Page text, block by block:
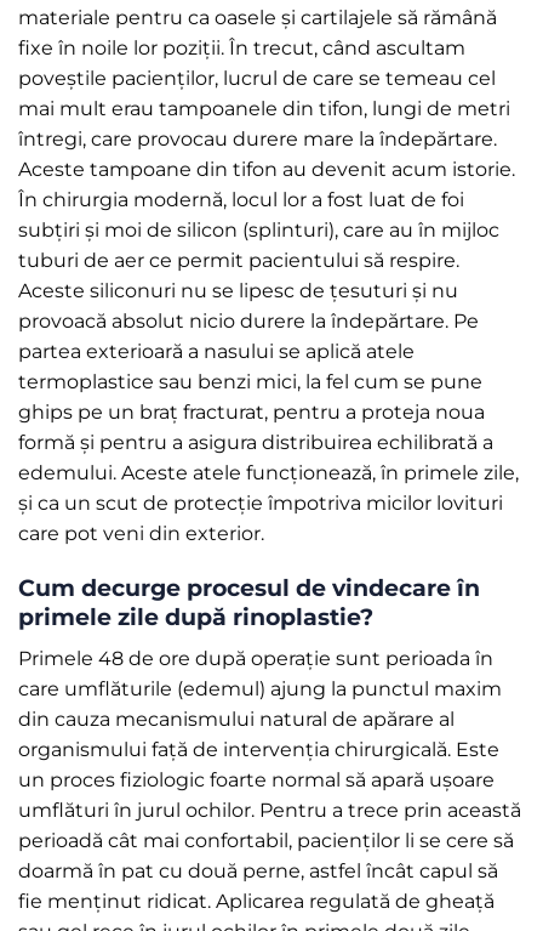
materiale pentru ca oasele și cartilajele să rămână
fixe în noile lor poziții. În trecut, când ascultam
poveștile pacienților, lucrul de care se temeau cel
mai mult erau tampoanele din tifon, lungi de metri
întregi, care provocau durere mare la îndepărtare.
Aceste tampoane din tifon au devenit acum istorie.
În chirurgia modernă, locul lor a fost luat de foi
subțiri și moi de silicon (splinturi), care au în mijloc
tuburi de aer ce permit pacientului să respire.
Aceste siliconuri nu se lipesc de țesuturi și nu
provoacă absolut nicio durere la îndepărtare. Pe
partea exterioară a nasului se aplică atele
termoplastice sau benzi mici, la fel cum se pune
ghips pe un braț fracturat, pentru a proteja noua
formă și pentru a asigura distribuirea echilibrată a
edemului. Aceste atele funcționează, în primele zile,
și ca un scut de protecție împotriva micilor lovituri
care pot veni din exterior.
Cum decurge procesul de vindecare în
primele zile după rinoplastie?
Primele 48 de ore după operație sunt perioada în
care umflăturile (edemul) ajung la punctul maxim
din cauza mecanismului natural de apărare al
organismului față de intervenția chirurgicală. Este
un proces fiziologic foarte normal să apară ușoare
umflături în jurul ochilor. Pentru a trece prin această
perioadă cât mai confortabil, pacienților li se cere să
doarmă în pat cu două perne, astfel încât capul să
fie menținut ridicat. Aplicarea regulată de gheață